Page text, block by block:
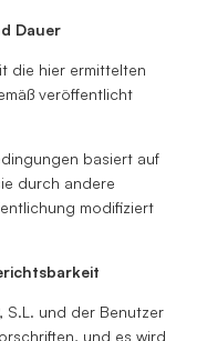
Dauer
die hier ermittelten
veröffentlicht
basiert auf
durch andere
modifiziert
S.L. und der Benutzer
und es wird